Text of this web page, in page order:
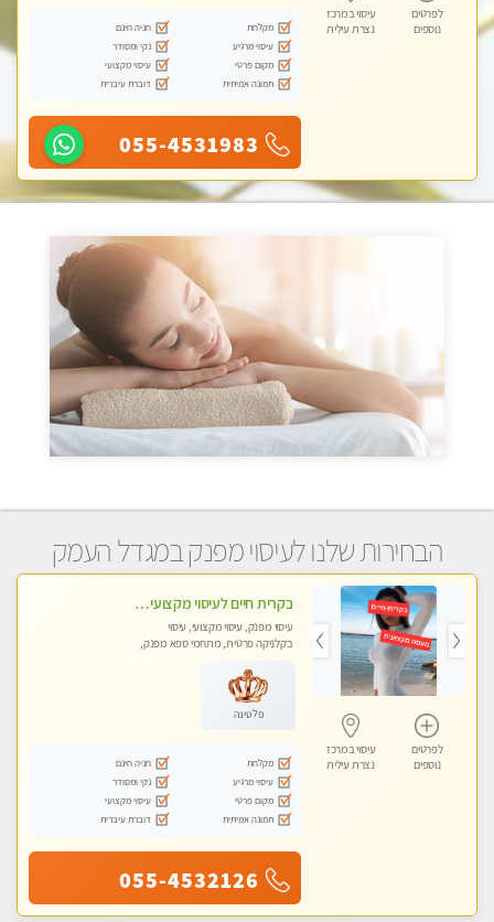
לפרטים
נוספים
עיסוי במרכז
נצרת עילית
מקלחת
חניה חינם
עיסוי מרגיע
נקי ומסודר
מקום פרטי
עיסוי מקצועי
תמונה אמיתית
דוברת עיברית
055-4531983
הבחירות שלנו לעיסוי מפנק במגדל העמק
לפרטים
נוספים
עיסוי במרכז
נצרת עילית
בקרית חיים לעיסוי מקצועי ואיכותי מומלץ
עיסוי מפנק, עיסוי מקצועי, עיסוי
בקלניקה פרטית, מתחמי ספא מפנק,
פלטינה
מקלחת
חניה חינם
עיסוי מרגיע
נקי ומסודר
מקום פרטי
עיסוי מקצועי
תמונה אמיתית
דוברת עיברית
055-4532126